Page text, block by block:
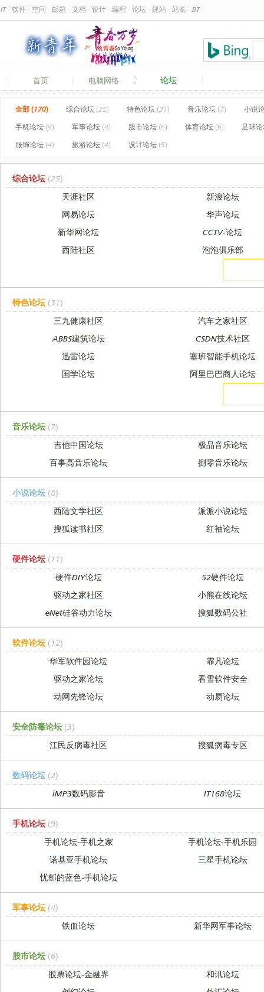
IT· 软件 空间 邮箱 文档 设计 编程 论坛 建站 站长 BT
首页 电脑网络 论坛
全部 (170) 综合论坛 (25) 特色论坛 (31) 音乐论坛 (7)
小说
手机论坛 (9) 军事论坛 (4) 股市论坛 (6) 体育论坛 (6)
足球
服饰论坛 (4) 旅游论坛 (4) 设计论坛 (5)
综合论坛 (25)
天涯社区
新浪论坛
网易论坛
华声论坛
新华网论坛
CCTV-论坛
西陆社区
泡泡俱乐部
特色论坛 (31)
三九健康社区
汽车之家社区
ABBS建筑论坛
CSDN技术社区
迅雷论坛
塞班智能手机论坛
国学论坛
阿里巴巴商人论坛
音乐论坛 (7)
吉他中国论坛
极品音乐论坛
百事高音乐论坛
捌零音乐论坛
小说论坛 (8)
西陆文学社区
派派小说论坛
搜狐读书社区
红袖论坛
硬件论坛 (11)
硬件DIY论坛
52硬件论坛
驱动之家社区
小熊在线论坛
eNet硅谷动力论坛
搜狐数码公社
软件论坛 (12)
华军软件园论坛
霏凡论坛
驱动之家论坛
看雪软件安全
动网先锋论坛
动易论坛
安全防毒论坛 (3)
江民反病毒社区
搜狐病毒专区
数码论坛 (2)
iMP3数码影音
IT168论坛
手机论坛 (9)
手机论坛-手机之家
手机论坛-手机乐园
诺基亚手机论坛
三星手机论坛
忧郁的蓝色-手机论坛
军事论坛 (4)
铁血论坛
新华网军事论坛
股市论坛 (6)
股票论坛-金融界
和讯论坛